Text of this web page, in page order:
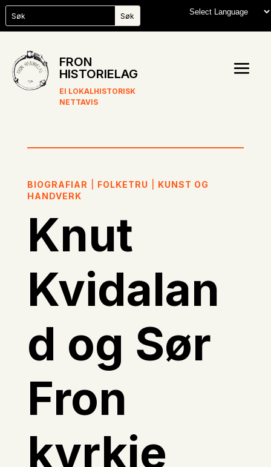
FRON
HISTORIELAG
EI LOKALHISTORISK
NETTAVIS
BIOGRAFIAR FOLKETRU
KUNST OG
HANDVERK
Knut
Kvidalan
d og Sør
Fron
kyrkje